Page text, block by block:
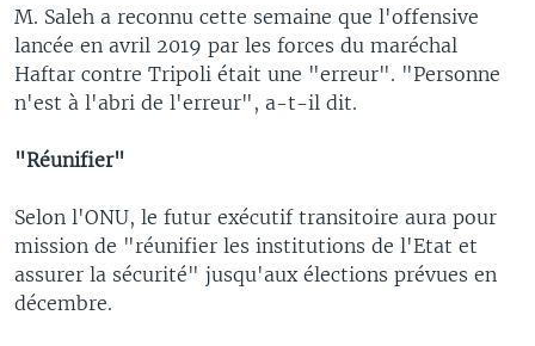
M. Saleh a reconnu cette semaine que l'offensive
lancée en avril 2019 par les forces du maréchal
Haftar contre Tripoli était une "erreur". "Personne
n'est à l'abri de l'erreur", a-t-il dit.
"Réunifier"
Selon l'ONU, le futur exécutif transitoire aura pour
mission de "réunifier les institutions de l'Etat et
assurer la sécurité" jusqu'aux élections prévues en
décembre.